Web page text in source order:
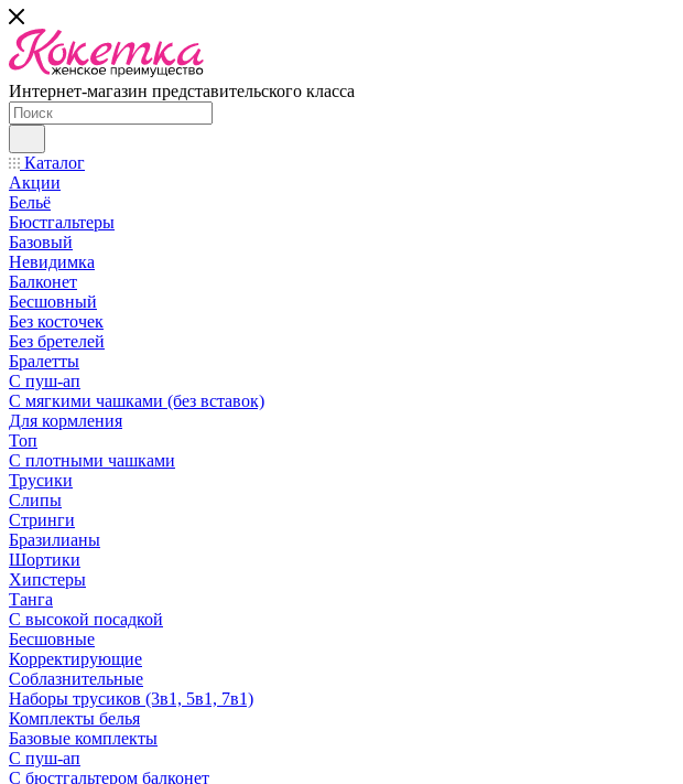
Интернет-магазин представительского класса
Каталог
Акции
Бельё
Бюстгальтеры
Базовый
Невидимка
Балконет
Бесшовный
Без косточек
Без бретелей
Бралетты
С пуш-ап
С мягкими чашками (без вставок)
Для кормления
Топ
С плотными чашками
Трусики
Слипы
Стринги
Бразилианы
Шортики
Хипстеры
Танга
С высокой посадкой
Бесшовные
Корректирующие
Соблазнительные
Наборы трусиков (3в1, 5в1, 7в1)
Комплекты белья
Базовые комплекты
С пуш-ап
С бюстгальтером балконет